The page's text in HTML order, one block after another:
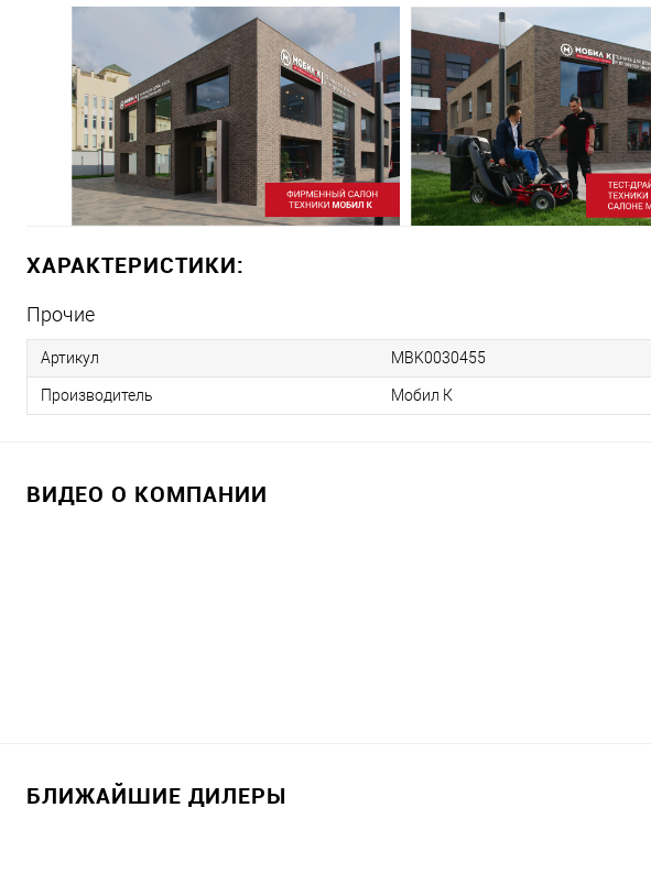
ХАРАКТЕРИСТИКИ:
Прочие
Артикул MBK0030455
Производитель Мобил К
ВИДЕО О КОМПАНИИ
БЛИЖАЙШИЕ ДИЛЕРЫ